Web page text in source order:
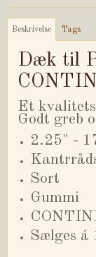
Beskrivelse Tags
Dæk til
Et
Godt greb
2.25" -
Sort
Gummi
Sælges á